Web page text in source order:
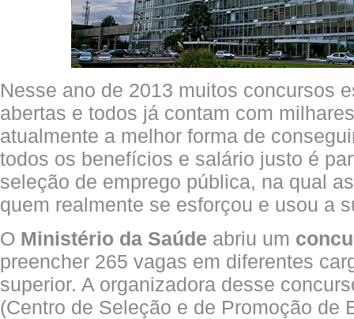
Nesse ano de 2013 muitos concursos
abertas e todos já contam com
atualmente a melhor forma de
todos os benefícios e salário justo é
seleção de emprego pública, na qual
quem realmente se esforçou e usou a
O Ministério da Saúde abriu um
preencher 265 vagas em diferentes
superior. A organizadora desse
(Centro de Seleção e de Promoção de